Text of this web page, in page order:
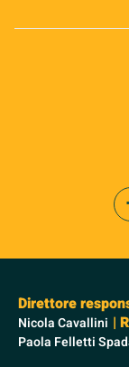
Direttore
Nicola Cavallini |
Paola Felletti